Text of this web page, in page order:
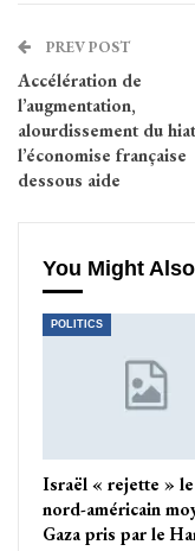
PREV POST
Accélération de
l’augmentation,
alourdissement du
l’économise française
dessous aide
You Might
POLITICS
Israël « rejette »
nord-américain
Gaza pris par le